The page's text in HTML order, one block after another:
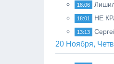
18:06
18:01 НЕ
13:13
20 Ноября,